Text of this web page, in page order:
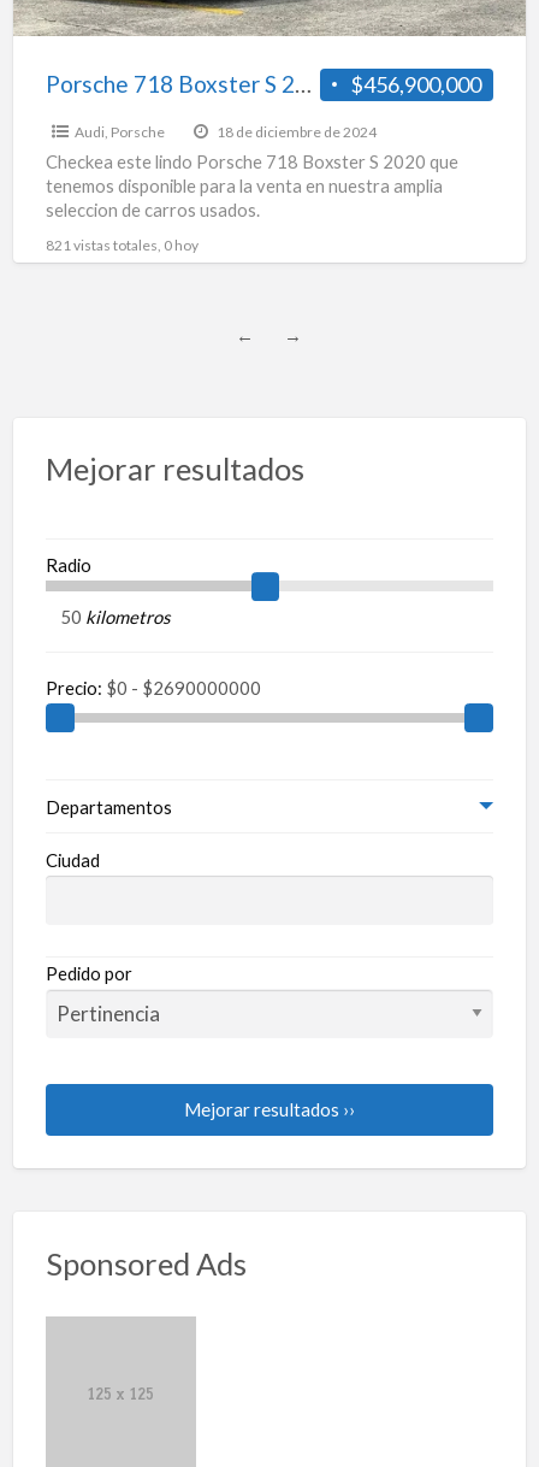
$456,900,000
Porsche 718 Boxster S 2020
Audi Porsche 18 de diciembre de 2024
Checkea este lindo Porsche 718 Boxster S 2020 que
tenemos disponible para la venta en nuestra amplia
seleccion de carros usados.
821 vistas totales, 0 hoy
← →
Mejorar resultados
Radio
kilometros
Precio:
Departamentos
Ciudad
Pedido por
Mejorar resultados ››
Sponsored Ads